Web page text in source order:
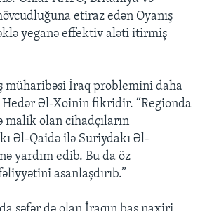
etiraz edən Oyanış
yeganə effektiv aləti itirmiş
müharibəsi İraq problemini daha
Əl-Xoinin fikridir. “Regionda
olan cihadçıların
Əl-Qaidə ilə Suriydakı Əl-
yardım edib. Bu da öz
asanlaşdırıb.”